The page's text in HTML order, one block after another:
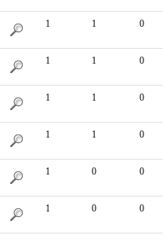
1 1 0
1 1 0
1 1 0
1 1 0
1 0 0
1 0 0